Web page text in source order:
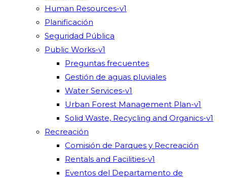
Human Resources-v1
Planificación
Seguridad Pública
Public Works-v1
Preguntas frecuentes
Gestión de aguas pluviales
Water Services-v1
Urban Forest Management Plan-v1
Solid Waste, Recycling and Organics-v1
Recreación
Comisión de Parques y Recreación
Rentals and Facilities-v1
Eventos del Departamento de